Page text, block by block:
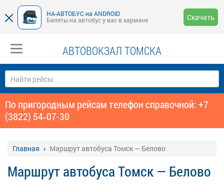
НА-АВТОБУС на ANDROID
Билеты на автобус у вас в кармане
Скачать
АВТОВОКЗАЛ ТОМСКА
По пригородным рейсам телефон справочной: +7
(3822) 54‑07-30
Главная Маршрут автобуса Томск — Белово
Маршрут автобуса Томск — Белово